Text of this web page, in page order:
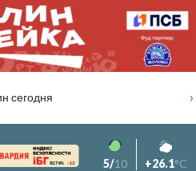
сегодня ›
82.76% -1.2 5/10 +26.1°C